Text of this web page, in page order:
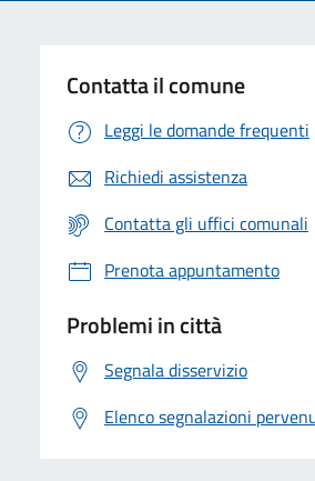
Contatta il comune
Leggi le domande frequenti
Richiedi assistenza
Contatta gli uffici comunali
Prenota appuntamento
Problemi in città
Segnala disservizio
Elenco segnalazioni